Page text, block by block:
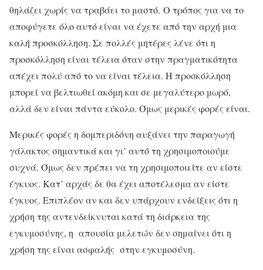
θηλάζει χωρίς να τραβάει το μαστό. Ο τρόπος για να το
αποφύγετε όλο αυτό είναι να έχετε από την αρχή μια
καλή προσκόλληση. Σε πολλές μητέρες λένε ότι η
προσκόλληση είναι τέλεια όταν στην πραγματικότητα
απέχει πολύ από το να είναι τέλεια. Η προσκόλληση
μπορεί να βελτιωθεί ακόμη και σε μεγαλύτερο μωρό,
αλλά δεν είναι πάντα εύκολο. Όμως μερικές φορές είναι.
Μερικές φορές η δομπεριδόνη αυξάνει την παραγωγή
γάλακτος σημαντικά και γι’ αυτό τη χρησιμοποιούμε
συχνά. Όμως δεν πρέπει να τη χρησιμοποιείτε αν είστε
έγκυος. Κατ’ αρχάς δε θα έχει αποτέλεσμα αν είστε
έγκυος. Επιπλέον αν και δεν υπάρχουν ενδείξεις ότι η
χρήση της αντενδείκνυται κατά τη διάρκεια της
εγκυμοσύνης, η απουσία μελετών δεν σημαίνει ότι η
χρήση της είναι ασφαλής στην εγκυμοσύνη.